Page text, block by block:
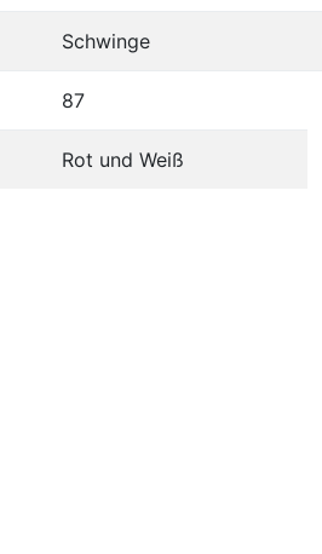
Schwinge
87
Rot und Weiß